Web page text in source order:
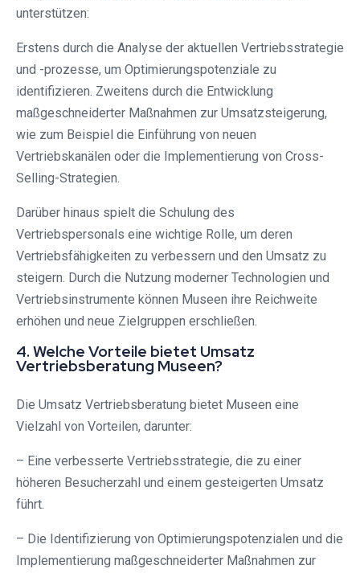
unterstützen:
Erstens durch die Analyse der aktuellen Vertriebsstrategie
und -prozesse, um Optimierungspotenziale zu
identifizieren. Zweitens durch die Entwicklung
maßgeschneiderter Maßnahmen zur Umsatzsteigerung,
wie zum Beispiel die Einführung von neuen
Vertriebskanälen oder die Implementierung von Cross-
Selling-Strategien.
Darüber hinaus spielt die Schulung des
Vertriebspersonals eine wichtige Rolle, um deren
Vertriebsfähigkeiten zu verbessern und den Umsatz zu
steigern. Durch die Nutzung moderner Technologien und
Vertriebsinstrumente können Museen ihre Reichweite
erhöhen und neue Zielgruppen erschließen.
4. Welche Vorteile bietet Umsatz
Vertriebsberatung Museen?
Die Umsatz Vertriebsberatung bietet Museen eine
Vielzahl von Vorteilen, darunter:
– Eine verbesserte Vertriebsstrategie, die zu einer
höheren Besucherzahl und einem gesteigerten Umsatz
führt.
– Die Identifizierung von Optimierungspotenzialen und die
Implementierung maßgeschneiderter Maßnahmen zur